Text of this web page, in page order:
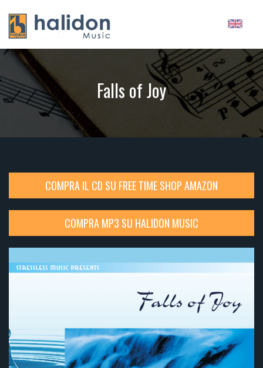
Falls of Joy
COMPRA IL CD SU FREE TIME SHOP AMAZON
COMPRA MP3 SU HALIDON MUSIC